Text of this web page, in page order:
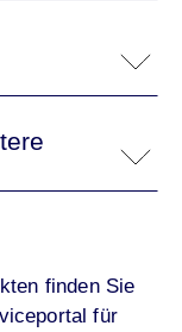
finden Sie
für